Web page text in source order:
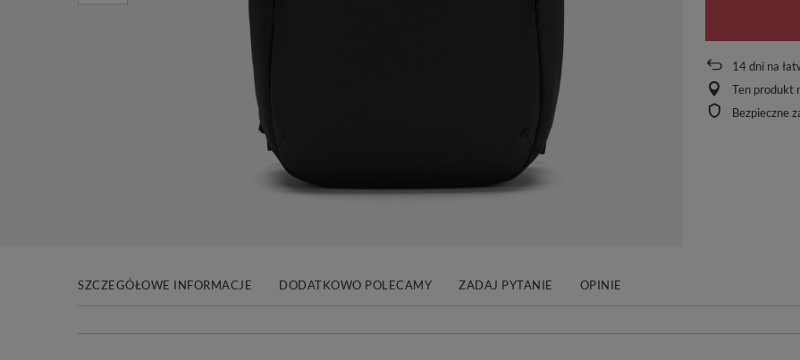
14dni na
Ten produkt
Bezpieczne
SZCZEGÓŁOWE INFORMACJE DODATKOWO POLECAMY ZADAJ PYTANIE OPINIE